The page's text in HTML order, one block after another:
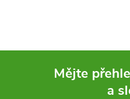
Mějte
a